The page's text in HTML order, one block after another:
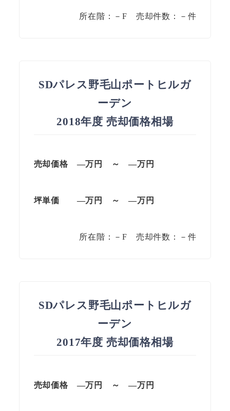
所在階：－F 売却件数：－件
SDパレス野毛山ポートヒルガ
ーデン
2018年度 売却価格相場
売却価格 —万円 ～—万円
坪単価 —万円 ～—万円
所在階：－F 売却件数：－件
SDパレス野毛山ポートヒルガ
ーデン
2017年度 売却価格相場
売却価格 —万円 ～—万円